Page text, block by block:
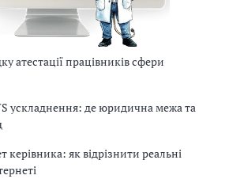
атестації працівників сфери
ускладнення: де юридична межа та
як відрізнити реальні